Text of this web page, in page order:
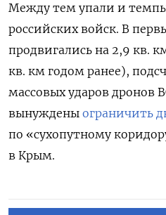
Между тем упали и
российских войск. В
продвигались на 2,9 кв.
кв. км годом ранее),
массовых ударов дронов
вынуждены ограничить
по «сухопутному
в Крым.